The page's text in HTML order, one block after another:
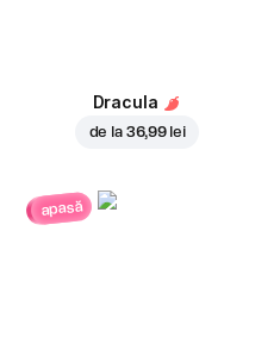
Dracula
de la 36,99 lei
apasă